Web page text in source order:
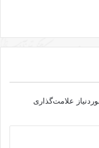
علامت‌گذاری